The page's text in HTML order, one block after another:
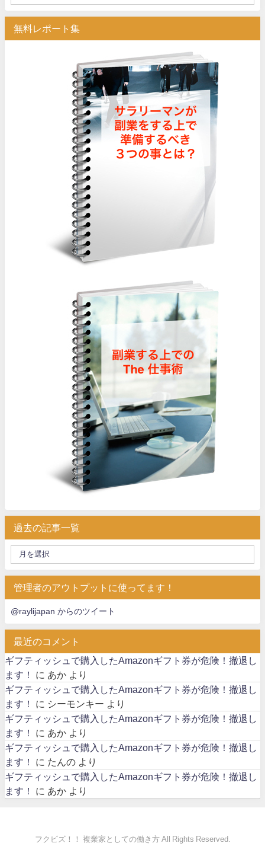
無料レポート集
過去の記事一覧
管理者のアウトプットに使ってます！
@raylijapan からのツイート
最近のコメント
ギフティッシュで購入したAmazonギフト券が危険！撤退し
ます！
に あか より
ギフティッシュで購入したAmazonギフト券が危険！撤退し
ます！
に シーモンキー より
ギフティッシュで購入したAmazonギフト券が危険！撤退し
ます！
に あか より
ギフティッシュで購入したAmazonギフト券が危険！撤退し
ます！
に たんの より
ギフティッシュで購入したAmazonギフト券が危険！撤退し
ます！
に あか より
フクビズ！！ 複業家としての働き方 All Rights Reserved.